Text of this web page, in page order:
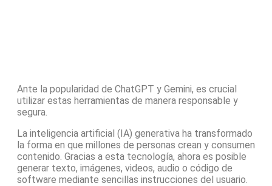
Ante la popularidad de ChatGPT y Gemini, es crucial
utilizar estas herramientas de manera responsable y
segura.
La inteligencia artificial (IA) generativa ha transformado
la forma en que millones de personas crean y consumen
contenido. Gracias a esta tecnología, ahora es posible
generar texto, imágenes, videos, audio o código de
software mediante sencillas instrucciones del usuario.